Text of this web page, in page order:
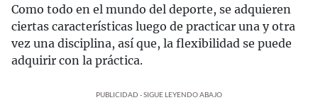
Como todo en el mundo del deporte, se adquieren
ciertas características luego de practicar una y otra
vez una disciplina, así que, la flexibilidad se puede
adquirir con la práctica.
PUBLICIDAD - SIGUE LEYENDO ABAJO